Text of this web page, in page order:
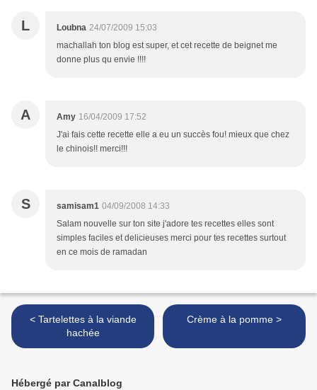
L Loubna 24/07/2009 15:03
machallah ton blog est super, et cet recette de beignet me
donne plus qu envie !!!!
A Amy 16/04/2009 17:52
J'ai fais cette recette elle a eu un succès fou! mieux que chez
le chinois!! merci!!!
S samisam1 04/09/2008 14:33
Salam nouvelle sur ton site j'adore tes recettes elles sont
simples faciles et delicieuses merci pour tes recettes surtout
en ce mois de ramadan
< Tartelettes à la viande
hachée
Crème à la pomme >
Hébergé par Canalblog